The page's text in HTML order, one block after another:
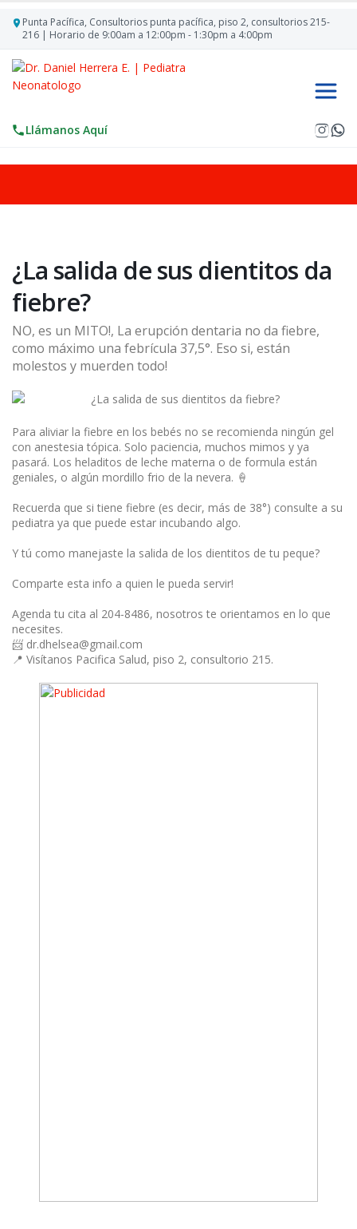
Punta Pací­fica, Consultorios punta pací­fica, piso 2, consultorios 215-
216 | Horario de 9:00am a 12:00pm - 1:30pm a 4:00pm
Llámanos Aquí
¿La salida de sus dientitos da
fiebre?
NO, es un MITO!, La erupción dentaria no da fiebre,
como máximo una febrícula 37,5°. Eso si, están
molestos y muerden todo!
Para aliviar la fiebre en los bebés no se recomienda ningún gel
con anestesia tópica. Solo paciencia, muchos mimos y ya
pasará. Los heladitos de leche materna o de formula están
geniales, o algún mordillo frio de la nevera. 🍦
Recuerda que si tiene fiebre (es decir, más de 38°) consulte a su
pediatra ya que puede estar incubando algo.
Y tú como manejaste la salida de los dientitos de tu peque?
Comparte esta info a quien le pueda servir!
Agenda tu cita al 204-8486, nosotros te orientamos en lo que
necesites.
📨 dr.dhelsea@gmail.com
📍 Visítanos Pacifica Salud, piso 2, consultorio 215.